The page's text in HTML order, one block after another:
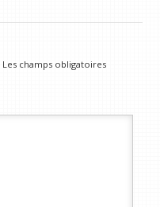
Les champs obligatoires